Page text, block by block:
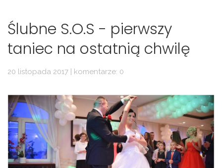
Ślubne S.O.S - pierwszy
taniec na ostatnią chwilę
20 listopada 2017 | komentarze: 0